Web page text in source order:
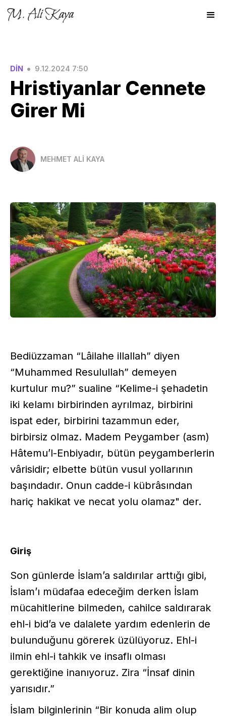
DİN • 9.12.2024 7:50
Hristiyanlar Cennete
Girer Mi
MEHMET ALİ KAYA
Bediüzzaman “Lâilahe illallah” diyen
“Muhammed Resulullah” demeyen
kurtulur mu?” sualine “Kelime-i şehadetin
iki kelamı birbirinden ayrılmaz, birbirini
ispat eder, birbirini tazammun eder,
birbirsiz olmaz. Madem Peygamber (asm)
Hâtemu’l-Enbiyadır, bütün peygamberlerin
vârisidir; elbette bütün vusul yollarının
başındadır. Onun cadde-i kübrâsından
hariç hakikat ve necat yolu olamaz" der.
Giriş
Son günlerde İslam’a saldırılar arttığı gibi,
İslam’ı müdafaa edeceğim derken İslam
mücahitlerine bilmeden, cahilce saldırarak
ehl-i bid’a ve dalalete yardım edenlerin de
bulunduğunu görerek üzülüyoruz. Ehl-i
ilmin ehl-i tahkik ve insaflı olması
gerektiğine inanıyoruz. Zira “İnsaf dinin
yarısıdır.”
İslam bilginlerinin “Bir konuda alim olup